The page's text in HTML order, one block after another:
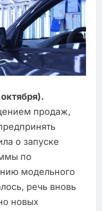
продаж,
о запуске
по
модельного
речь вновь
новых